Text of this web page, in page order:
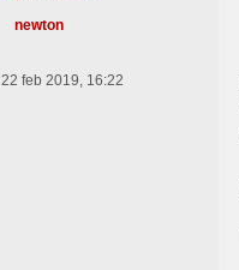
newton
22 feb 2019, 16:22